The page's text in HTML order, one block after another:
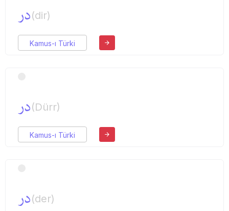
در(dir)
Kamus-ı Türki
در(Dürr)
Kamus-ı Türki
در(der)